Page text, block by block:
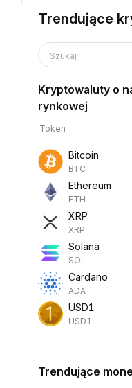
Trendujące
Szukaj
Kryptowaluty o
rynkowej
Token
Bitcoin
BTC
Ethereum
ETH
XRP
XRP
Solana
SOL
Cardano
ADA
USD1
USD1
Trendujące